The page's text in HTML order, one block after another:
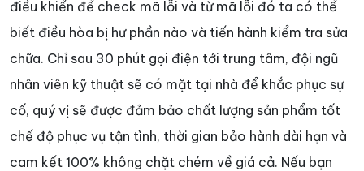
điều khiển để check mã lỗi và từ mã lỗi đó ta có thể
biết điều hòa bị hư phần nào và tiến hành kiểm tra sửa
chữa. Chỉ sau 30 phút gọi điện tới trung tâm, đội ngũ
nhân viên kỹ thuật sẽ có mặt tại nhà để khắc phục sự
cố, quý vị sẽ được đảm bảo chất lượng sản phẩm tốt
chế độ phục vụ tận tình, thời gian bảo hành dài hạn và
cam kết 100% không chặt chém về giá cả. Nếu bạn